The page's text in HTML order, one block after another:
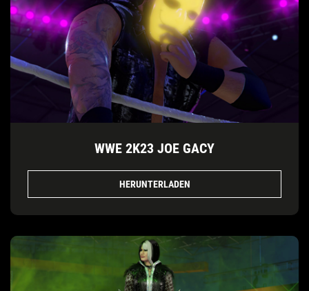
WWE 2K23 JOE GACY
HERUNTERLADEN